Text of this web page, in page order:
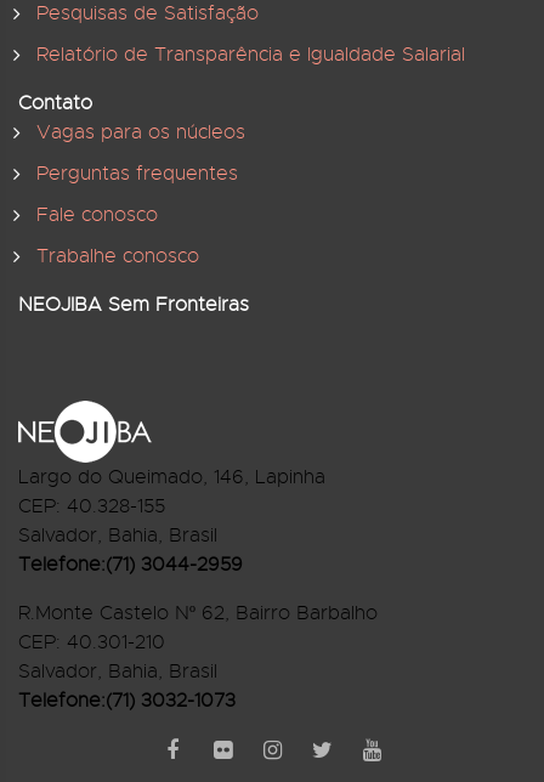
Pesquisas de Satisfação
Relatório de Transparência e Igualdade Salarial
Contato
Vagas para os núcleos
Perguntas frequentes
Fale conosco
Trabalhe conosco
NEOJIBA Sem Fronteiras
Largo do Queimado, 146, Lapinha
CEP: 40.328-155
Salvador, Bahia, Brasil
Telefone:(71) 3044-2959
R.Monte Castelo Nº 62, Bairro Barbalho
CEP: 40.301-210
Salvador, Bahia, Brasil
Telefone:(71) 3032-1073